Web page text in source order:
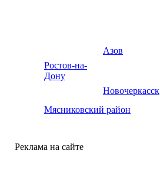
Азов
Ростов-на-
Дону
Новочеркасск
Мясниковский район
Реклама на сайте